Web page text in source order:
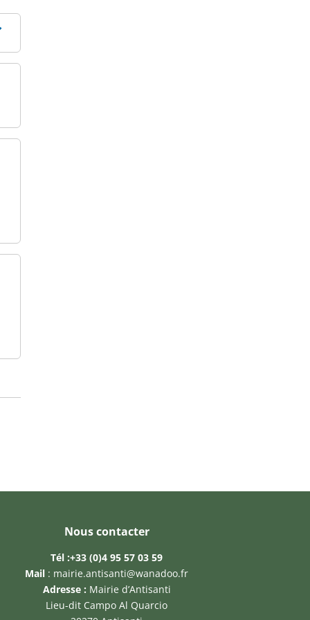
Nous contacter
Tél :+33 (0)4 95 57 03 59
Mail : mairie.antisanti@wanadoo.fr
Adresse : Mairie d’Antisanti
Lieu-dit Campo Al Quarcio